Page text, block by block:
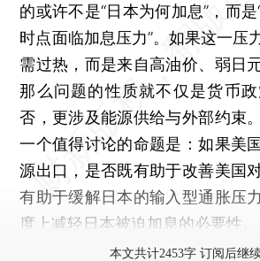
的或许不是“日本为何加息”，而
时点面临加息压力”。如果这一压
需过热，而是来自高油价、弱日
那么问题的性质就不仅是货币
否，更涉及能源供给与外部约束
一个值得讨论的命题是：如果美
源出口，是否既有助于改善美国
有助于缓解日本的输入型通胀压
度上减轻日本被迫加息的必要性。
本文共计2453字 订阅后继